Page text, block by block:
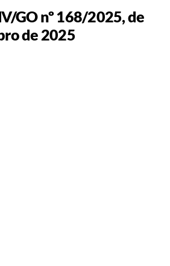
GO nº 168/2025, de
de 2025